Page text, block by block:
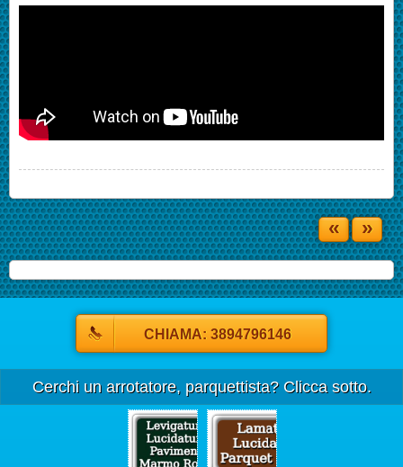
« »
CHIAMA: 3894796146
Cerchi un arrotatore, parquettista? Clicca sotto.